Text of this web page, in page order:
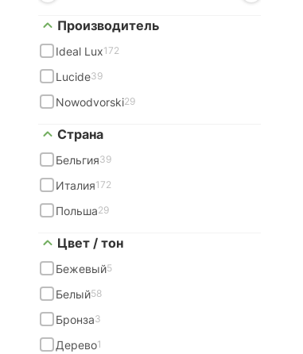
Производитель
Ideal Lux172
Lucide39
Nowodvorski29
Страна
Бельгия39
Италия172
Польша29
Цвет / тон
Бежевый5
Белый58
Бронза3
Дерево1